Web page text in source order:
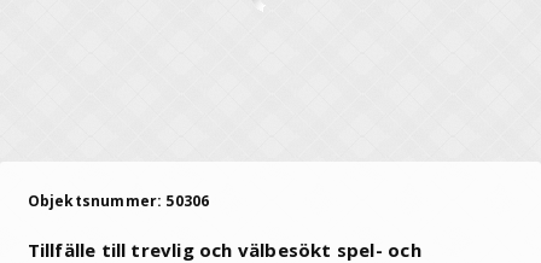
Objektsnummer: 50306
Tillfälle till trevlig och välbesökt spel- och